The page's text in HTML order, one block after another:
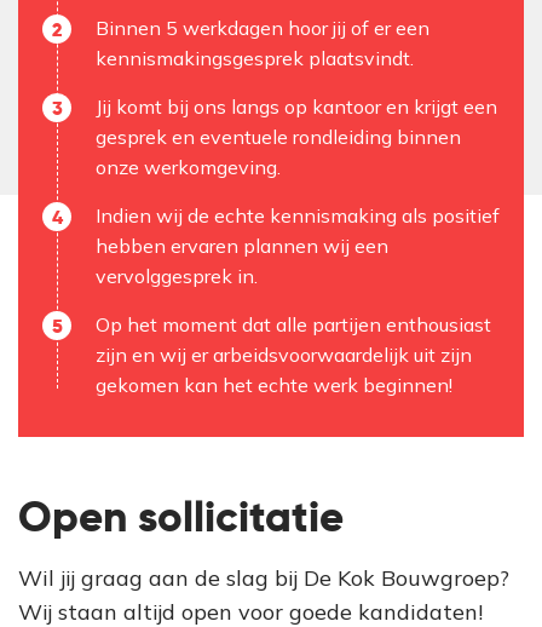
Binnen 5 werkdagen hoor jij of er een
kennismakingsgesprek plaatsvindt.
Jij komt bij ons langs op kantoor en krijgt een
gesprek en eventuele rondleiding binnen
onze werkomgeving.
Indien wij de echte kennismaking als positief
hebben ervaren plannen wij een
vervolggesprek in.
Op het moment dat alle partijen enthousiast
zijn en wij er arbeidsvoorwaardelijk uit zijn
gekomen kan het echte werk beginnen!
Open sollicitatie
Wil jij graag aan de slag bij De Kok Bouwgroep?
Wij staan altijd open voor goede kandidaten!